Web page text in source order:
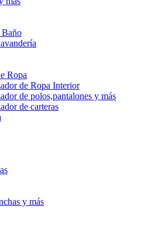
Baño
Ropa
de Ropa Interior
de polos,pantalones y más
de carteras
y más